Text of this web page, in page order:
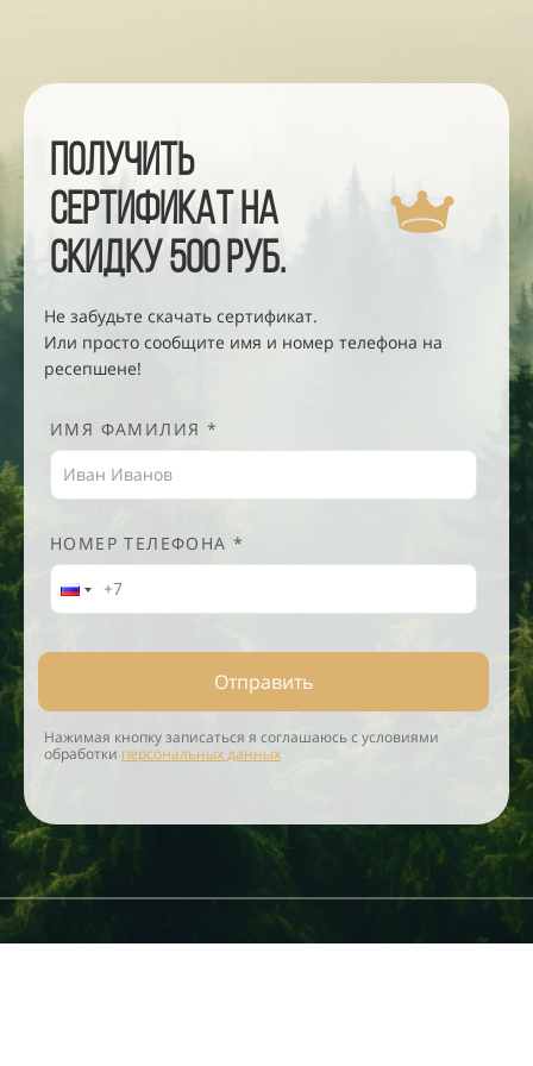
Получить
сертификат на
скидку 500 руб.
Не забудьте скачать сертификат.
Или просто сообщите имя и номер телефона на
ресепшене!
ИМЯ ФАМИЛИЯ *
НОМЕР ТЕЛЕФОНА *
Отправить
Нажимая кнопку записаться я соглашаюсь с условиями
обработки персональных данных